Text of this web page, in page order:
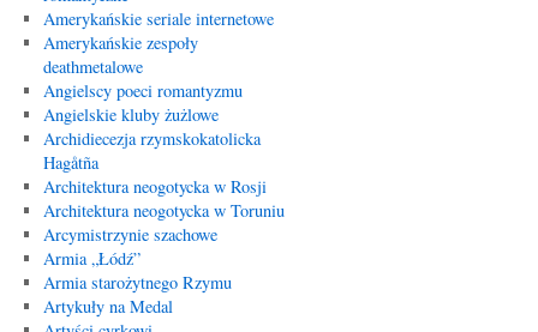
Amerykańskie seriale internetowe
Amerykańskie zespoły
deathmetalowe
Angielscy poeci romantyzmu
Angielskie kluby żużlowe
Archidiecezja rzymskokatolicka
Hagåtña
Architektura neogotycka w Rosji
Architektura neogotycka w Toruniu
Arcymistrzynie szachowe
Armia „Łódź”
Armia starożytnego Rzymu
Artykuły na Medal